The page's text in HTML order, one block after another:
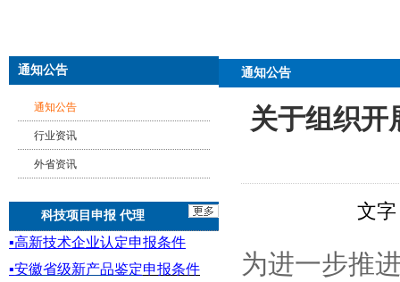
通知公告
通知公告
行业资讯
外省资讯
科技项目申报 代理
▪高新技术企业认定申报条件
▪安徽省级新产品鉴定申报条件
通知公告
关于组织开
文
为进一步推